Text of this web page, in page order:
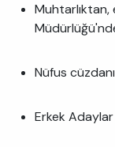
Nüfus
Erkek